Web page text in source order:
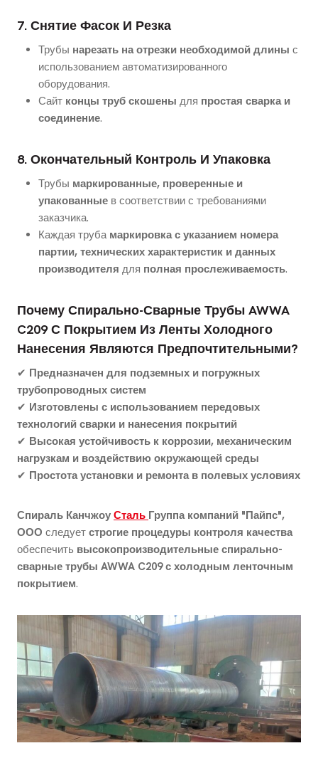
7. Снятие Фасок И Резка
Трубы нарезать на отрезки необходимой длины с
использованием автоматизированного
оборудования.
Сайт концы труб скошены для простая сварка и
соединение.
8. Окончательный Контроль И Упаковка
Трубы маркированные, проверенные и
упакованные в соответствии с требованиями
заказчика.
Каждая труба маркировка с указанием номера
партии, технических характеристик и данных
производителя для полная прослеживаемость.
Почему Спирально-Сварные Трубы AWWA
C209 С Покрытием Из Ленты Холодного
Нанесения Являются Предпочтительными?
✔ Предназначен для подземных и погружных
трубопроводных систем
✔ Изготовлены с использованием передовых
технологий сварки и нанесения покрытий
✔ Высокая устойчивость к коррозии, механическим
нагрузкам и воздействию окружающей среды
✔ Простота установки и ремонта в полевых условиях
Спираль Канчжоу Сталь Группа компаний "Пайпс",
ООО следует строгие процедуры контроля качества
обеспечить высокопроизводительные спирально-
сварные трубы AWWA C209 с холодным ленточным
покрытием.